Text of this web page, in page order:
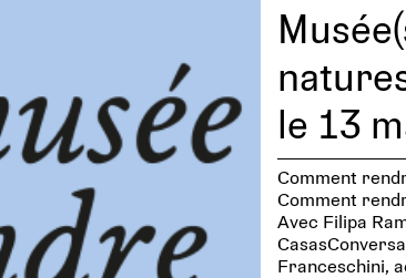
le 13
Comment
Comment
Avec Filipa
Franceschini,